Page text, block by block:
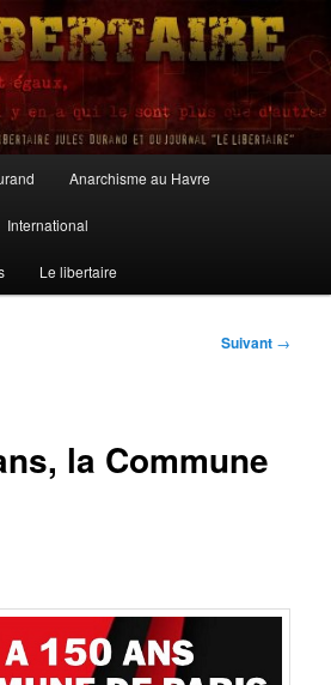
Anarchisme au Havre
International
Le libertaire
Suivant →
la Commune